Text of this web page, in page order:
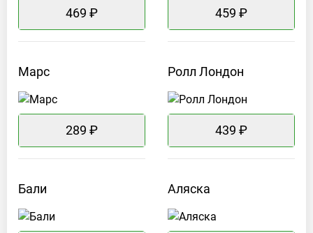
469 ₽ 459 ₽
Марс
289 ₽
Ролл Лондон
439 ₽
Бали Аляска